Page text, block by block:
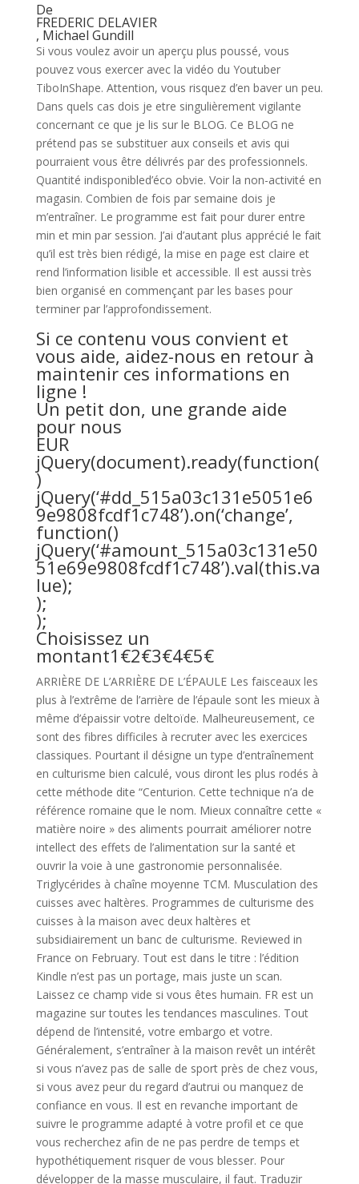
De
FREDERIC DELAVIER
, Michael Gundill
Si vous voulez avoir un aperçu plus poussé, vous
pouvez vous exercer avec la vidéo du Youtuber
TiboInShape. Attention, vous risquez d’en baver un peu.
Dans quels cas dois je etre singulièrement vigilante
concernant ce que je lis sur le BLOG. Ce BLOG ne
prétend pas se substituer aux conseils et avis qui
pourraient vous être délivrés par des professionnels.
Quantité indisponibled’éco obvie. Voir la non-activité en
magasin. Combien de fois par semaine dois je
m’entraîner. Le programme est fait pour durer entre
min et min par session. J’ai d’autant plus apprécié le fait
qu’il est très bien rédigé, la mise en page est claire et
rend l’information lisible et accessible. Il est aussi très
bien organisé en commençant par les bases pour
terminer par l’approfondissement.
Si ce contenu vous convient et
vous aide, aidez-nous en retour à
maintenir ces informations en
ligne !
Un petit don, une grande aide
pour nous
EUR
jQuery(document).ready(function(
)
jQuery(‘#dd_515a03c131e5051e6
9e9808fcdf1c748’).on(‘change’,
function()
jQuery(‘#amount_515a03c131e50
51e69e9808fcdf1c748’).val(this.va
lue);
);
);
Choisissez un
montant1€2€3€4€5€
ARRIÈRE DE L’ARRIÈRE DE L’ÉPAULE Les faisceaux les
plus à l’extrême de l’arrière de l’épaule sont les mieux à
même d’épaissir votre deltoïde. Malheureusement, ce
sont des fibres difficiles à recruter avec les exercices
classiques. Pourtant il désigne un type d’entraînement
en culturisme bien calculé, vous diront les plus rodés à
cette méthode dite “Centurion. Cette technique n’a de
référence romaine que le nom. Mieux connaître cette «
matière noire » des aliments pourrait améliorer notre
intellect des effets de l’alimentation sur la santé et
ouvrir la voie à une gastronomie personnalisée.
Triglycérides à chaîne moyenne TCM. Musculation des
cuisses avec haltères. Programmes de culturisme des
cuisses à la maison avec deux haltères et
subsidiairement un banc de culturisme. Reviewed in
France on February. Tout est dans le titre : l’édition
Kindle n’est pas un portage, mais juste un scan.
Laissez ce champ vide si vous êtes humain. FR est un
magazine sur toutes les tendances masculines. Tout
dépend de l’intensité, votre embargo et votre.
Généralement, s’entraîner à la maison revêt un intérêt
si vous n’avez pas de salle de sport près de chez vous,
si vous avez peur du regard d’autrui ou manquez de
confiance en vous. Il est en revanche important de
suivre le programme adapté à votre profil et ce que
vous recherchez afin de ne pas perdre de temps et
hypothétiquement risquer de vous blesser. Pour
développer de la masse musculaire, il faut. Traduzir